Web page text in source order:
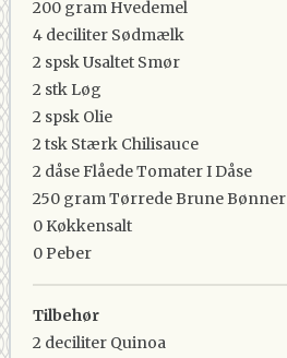
200 gram Hvedemel
4 deciliter Sødmælk
2 spskUsaltet Smør
2 stk Løg
2 spsk Olie
2 tsk Stærk Chilisauce
2 dåseFlåede Tomater I Dåse
250 gramTørrede Brune Bønner
0 Køkkensalt
0Peber
Tilbehør
2 deciliter Quinoa